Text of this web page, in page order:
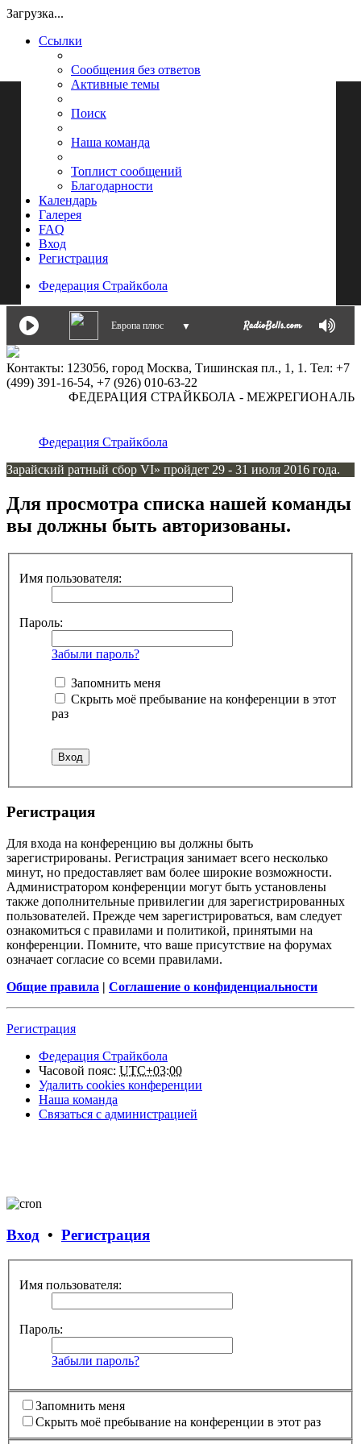
Загрузка...
Ссылки
Сообщения без ответов
Активные темы
Поиск
Наша команда
Топлист сообщений
Благодарности
Календарь
Галерея
FAQ
Вход
Регистрация
Федерация Страйкбола
Европа плюс ▼
Контакты: 123056, город Москва, Тишинская пл., 1, 1. Тел: +7
(499) 391-16-54, +7 (926) 010-63-22
ФЕДЕРАЦИЯ СТРАЙКБОЛА -
Федерация Страйкбола
Зарайский ратный сбор VI» пройдет 29 - 31 июля 2016 года.
Для просмотра списка нашей команды
вы должны быть авторизованы.
Имя пользователя:
Пароль:
Забыли пароль?
Запомнить меня
Скрыть моё пребывание на конференции в этот
раз
Регистрация
Для входа на конференцию вы должны быть
зарегистрированы. Регистрация занимает всего несколько
минут, но предоставляет вам более широкие возможности.
Администратором конференции могут быть установлены
также дополнительные привилегии для зарегистрированных
пользователей. Прежде чем зарегистрироваться, вам следует
ознакомиться с правилами и политикой, принятыми на
конференции. Помните, что ваше присутствие на форумах
означает согласие со всеми правилами.
Общие правила | Соглашение о конфиденциальности
Регистрация
Федерация Страйкбола
Часовой пояс: UTC+03:00
Удалить cookies конференции
Наша команда
Связаться с администрацией
Вход • Регистрация
Имя пользователя:
Пароль:
Забыли пароль?
Запомнить меня
Скрыть моё пребывание на конференции в этот раз